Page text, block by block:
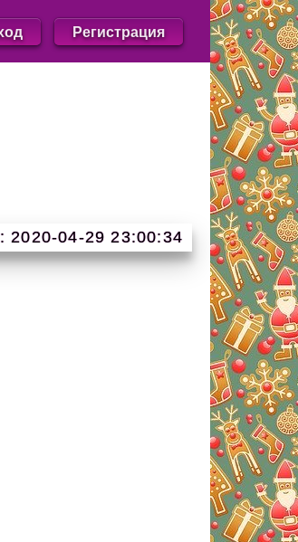
Регистрация
2020-04-29 23:00:34